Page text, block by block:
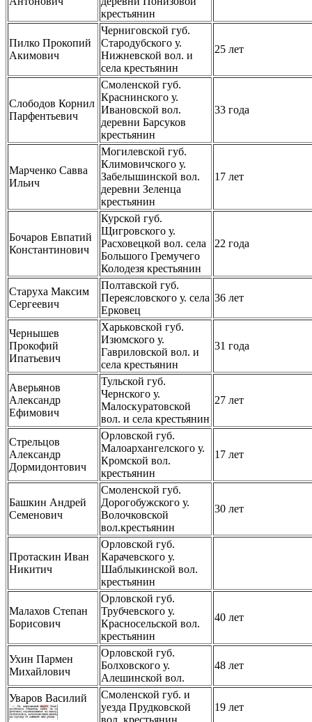
крестьянин
Пилко Прокопий
Акимович
Черниговской губ.
Стародубского у.
Нижневской вол. и
села крестьянин
25 лет
Слободов Корнил
Парфентьевич
Смоленской губ.
Краснинского у.
Ивановской вол.
деревни Барсуков
крестьянин
33 года
Марченко Савва
Ильич
Могилевской губ.
Климовичского у.
Забелышинской вол.
деревни Зеленца
крестьянин
17 лет
Бочаров Евпатий
Константинович
Курской губ.
Щигровского у.
Расховецкой вол. села
Большого Гремучего
Колодезя крестьянин
22 года
Старуха Максим
Сергеевич
Полтавской губ.
Переясловского у. села
Ерковец
36 лет
Чернышев
Прокофий
Ипатьевич
Харьковской губ.
Изюмского у.
Гавриловской вол. и
села крестьянин
31 года
Аверьянов
Александр
Ефимович
Тульской губ.
Чернского у.
Малоскуратовской
вол. и села крестьянин
27 лет
Стрельцов
Александр
Дормидонтович
Орловской губ.
Малоархангелского у.
Кромской вол.
крестьянин
17 лет
Башкин Андрей
Семенович
Смоленской губ.
Дорогобужского у.
Волочковской
вол.крестьянин
30 лет
Протаскин Иван
Никитич
Орловской губ.
Карачевского у.
Шаблыкинской вол.
крестьянин
Малахов Степан
Борисович
Орловской губ.
Трубчевского у.
Красносельской вол.
крестьянин
40 лет
Ухин Пармен
Михайлович
Орловской губ.
Болховского у.
Алешинской вол.
48 лет
Уваров Василий
Смоленской губ. и
уезда Прудковской
вол. крестьянин
19 лет